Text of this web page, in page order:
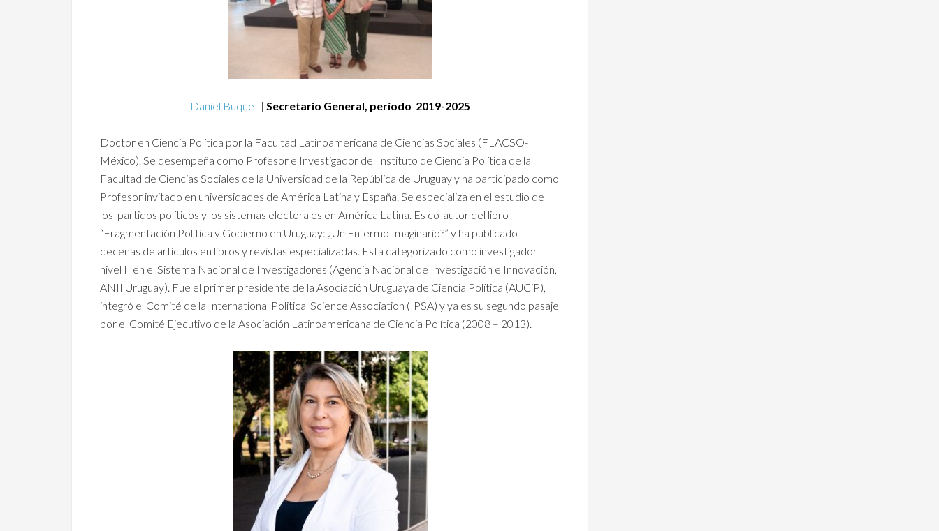
Daniel Buquet| Secretario General, período 2019-2025
Doctor en Ciencia Política por la Facultad Latinoamericana de Ciencias Sociales (FLACSO-
México). Se desempeña como Profesor e Investigador del Instituto de Ciencia Política de la
Facultad de Ciencias Sociales de la Universidad de la República de Uruguay y ha participado como
Profesor invitado en universidades de América Latina y España. Se especializa en el estudio de
los partidos políticos y los sistemas electorales en América Latina. Es co-autor del libro
“Fragmentación Política y Gobierno en Uruguay: ¿Un Enfermo Imaginario?” y ha publicado
decenas de artículos en libros y revistas especializadas. Está categorizado como investigador
nivel II en el Sistema Nacional de Investigadores (Agencia Nacional de Investigación e Innovación,
ANII Uruguay). Fue el primer presidente de la Asociación Uruguaya de Ciencia Política (AUCiP),
integró el Comité de la International Political Science Association (IPSA) y ya es su segundo pasaje
por el Comité Ejecutivo de la Asociación Latinoamericana de Ciencia Política (2008 – 2013).